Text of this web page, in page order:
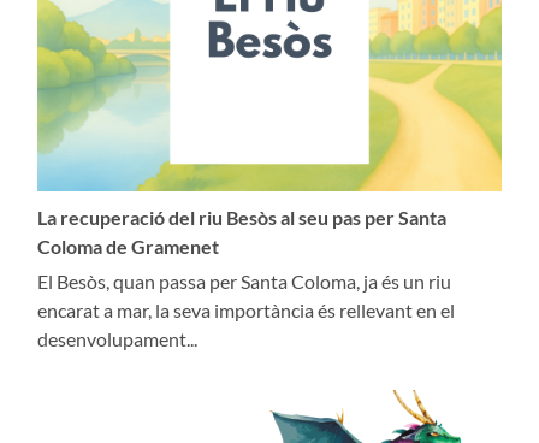
La recuperació del riu Besòs al seu pas per Santa
Coloma de Gramenet
El Besòs, quan passa per Santa Coloma, ja és un riu
encarat a mar, la seva importància és rellevant en el
desenvolupament...